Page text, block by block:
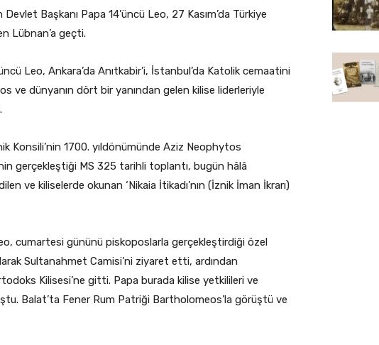
Başkanı Papa 14’üncü Leo, 27 Kasım’da Türkiye
Lübnan’a geçti.
Leo, Ankara’da Anıtkabir’i, İstanbul’da Katolik cemaatini
ve dünyanın dört bir yanından gelen kilise liderleriyle
Konsili’nin 1700. yıldönümünde Aziz Neophytos
gerçekleştiği MS 325 tarihli toplantı, bugün hâlâ
ve kiliselerde okunan ‘Nikaia İtikadı’nın (İznik İman İkrarı)
cumartesi gününü piskoposlarla gerçekleştirdiği özel
Sultanahmet Camisi’ni ziyaret etti, ardından
Kilisesi’ne gitti. Papa burada kilise yetkilileri ve
Balat’ta Fener Rum Patriği Bartholomeos’la görüştü ve